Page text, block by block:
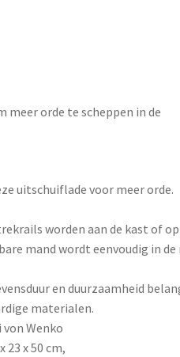
meer orde te scheppen in de
uitschuiflade voor meer orde.
worden aan de kast of op
mand wordt eenvoudig in de
en duurzaamheid
materialen.
Wenko
23 x 50 cm,